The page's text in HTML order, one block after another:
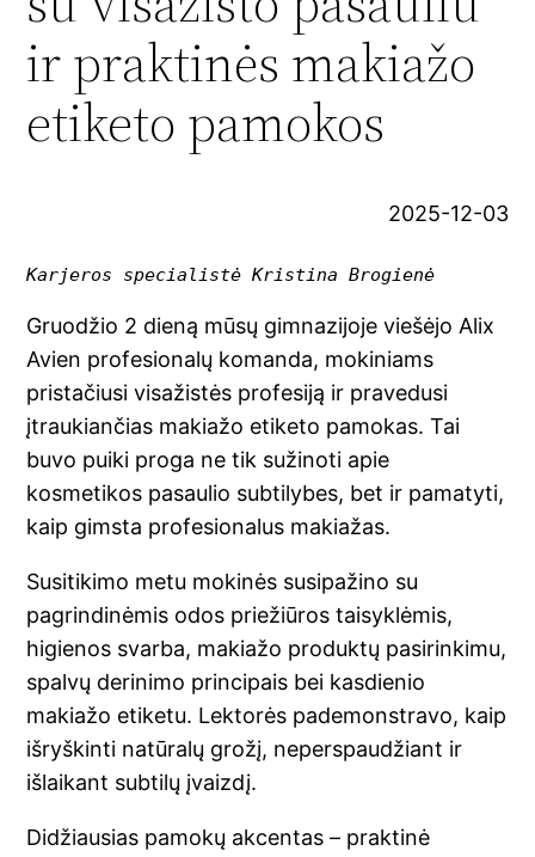
ir praktinės makiažo
etiketo pamokos
2025-12-03
Karjeros specialistė Kristina Brogienė
Gruodžio 2 dieną mūsų gimnazijoje viešėjo Alix
Avien profesionalų komanda, mokiniams
pristačiusi visažistės profesiją ir pravedusi
įtraukiančias makiažo etiketo pamokas. Tai
buvo puiki proga ne tik sužinoti apie
kosmetikos pasaulio subtilybes, bet ir pamatyti,
kaip gimsta profesionalus makiažas.
Susitikimo metu mokinės susipažino su
pagrindinėmis odos priežiūros taisyklėmis,
higienos svarba, makiažo produktų pasirinkimu,
spalvų derinimo principais bei kasdienio
makiažo etiketu. Lektorės pademonstravo, kaip
išryškinti natūralų grožį, neperspaudžiant ir
išlaikant subtilų įvaizdį.
Didžiausias pamokų akcentas – praktinė